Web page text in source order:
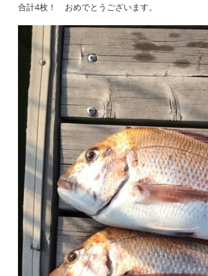
合計4枚！ おめでとうございます。